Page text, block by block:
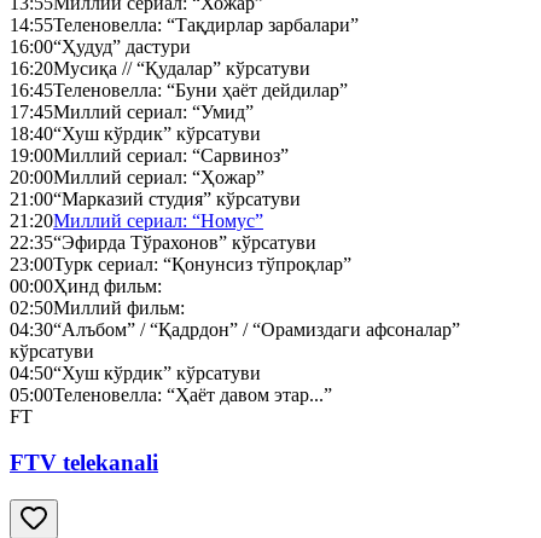
14:55Теленовелла: “Тақдирлар зарбалари”
16:00“Ҳудуд” дастури
16:20Мусиқа // “Қудалар” кўрсатуви
16:45Теленовелла: “Буни ҳаёт дейдилар”
17:45Миллий сериал: “Умид”
18:40“Хуш кўрдик” кўрсатуви
19:00Миллий сериал: “Сарвиноз”
20:00Миллий сериал: “Ҳожар”
21:00“Марказий студия” кўрсатуви
21:20Миллий сериал: “Номус”
22:35“Эфирда Тўрахонов” кўрсатуви
23:00Турк сериал: “Қонунсиз тўпроқлар”
00:00Ҳинд фильм:
02:50Миллий фильм:
04:30“Алъбом” / “Қадрдон” / “Орамиздаги афсоналар”
кўрсатуви
04:50“Хуш кўрдик” кўрсатуви
05:00Теленовелла: “Ҳаёт давом этар...”
FT
FTV telekanali